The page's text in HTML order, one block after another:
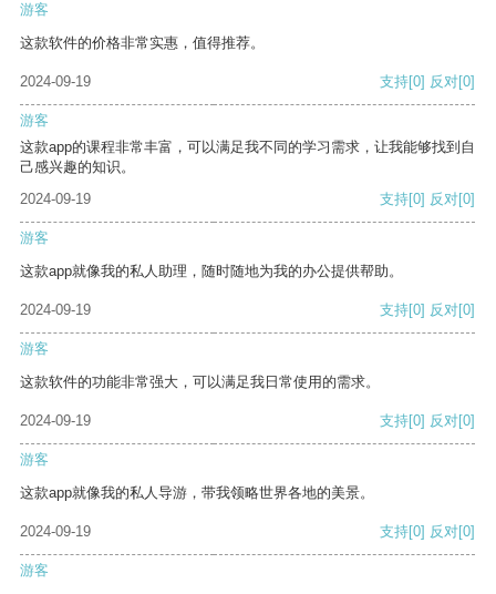
游客
这款软件的价格非常实惠，值得推荐。
2024-09-19 支持[0] 反对[0]
游客
这款app的课程非常丰富，可以满足我不同的学习需求，让我能够找到自
己感兴趣的知识。
2024-09-19
支持[0] 反对[0]
游客
这款app就像我的私人助理，随时随地为我的办公提供帮助。
2024-09-19 支持[0] 反对[0]
游客
这款软件的功能非常强大，可以满足我日常使用的需求。
2024-09-19 支持[0] 反对[0]
游客
这款app就像我的私人导游，带我领略世界各地的美景。
2024-09-19 支持[0] 反对[0]
游客